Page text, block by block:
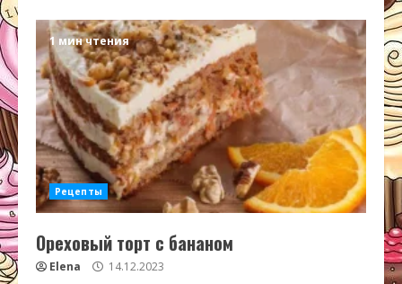
1 мин чтения
Рецепты
Ореховый торт с бананом
Elena 14.12.2023